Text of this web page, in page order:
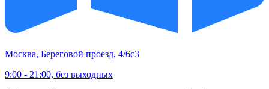
Москва, Береговой проезд, 4/6с3
9:00 - 21:00, без выходных